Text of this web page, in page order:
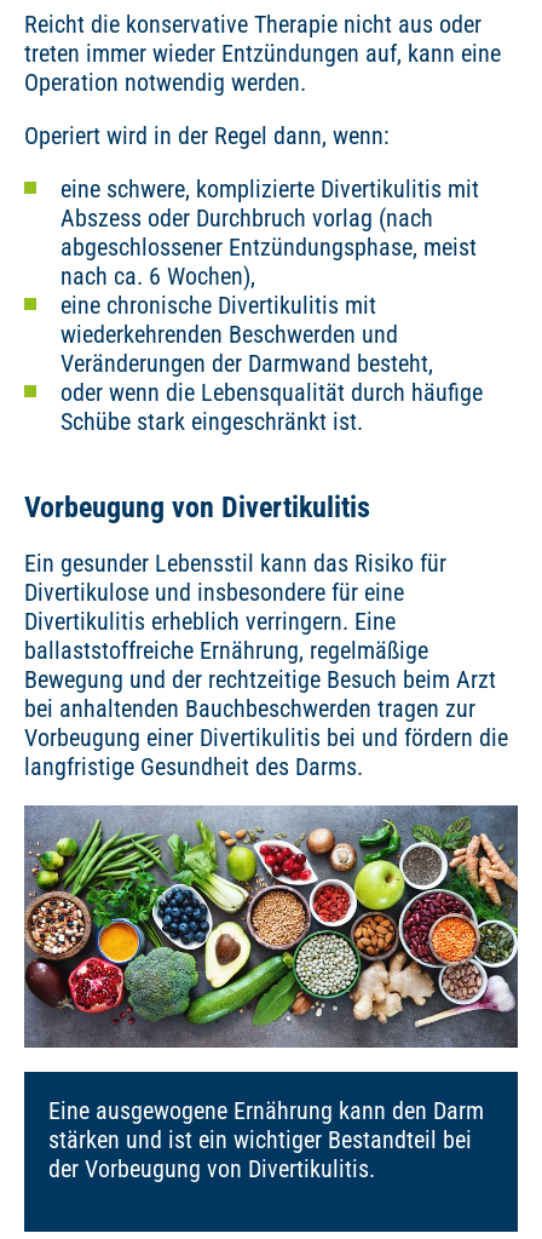
Reicht die konservative Therapie nicht aus oder
treten immer wieder Entzündungen auf, kann eine
Operation notwendig werden.
Operiert wird in der Regel dann, wenn:
eine schwere, komplizierte Divertikulitis mit
Abszess oder Durchbruch vorlag (nach
abgeschlossener Entzündungsphase, meist
nach ca. 6 Wochen),
eine chronische Divertikulitis mit
wiederkehrenden Beschwerden und
Veränderungen der Darmwand besteht,
oder wenn die Lebensqualität durch häufige
Schübe stark eingeschränkt ist.
Vorbeugung von Divertikulitis
Ein gesunder Lebensstil kann das Risiko für
Divertikulose und insbesondere für eine
Divertikulitis erheblich verringern. Eine
ballaststoffreiche Ernährung, regelmäßige
Bewegung und der rechtzeitige Besuch beim Arzt
bei anhaltenden Bauchbeschwerden tragen zur
Vorbeugung einer Divertikulitis bei und fördern die
langfristige Gesundheit des Darms.
Eine ausgewogene Ernährung kann den Darm
stärken und ist ein wichtiger Bestandteil bei
der Vorbeugung von Divertikulitis.